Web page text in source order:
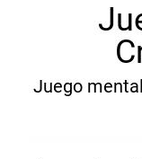
Juego